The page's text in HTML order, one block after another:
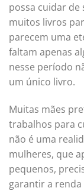
possa cuidar de
muitos livros
parecem uma
faltam apenas
nesse período
um único livro.
Muitas mães
trabalhos para
não é uma
mulheres, que
pequenos,
garantir a